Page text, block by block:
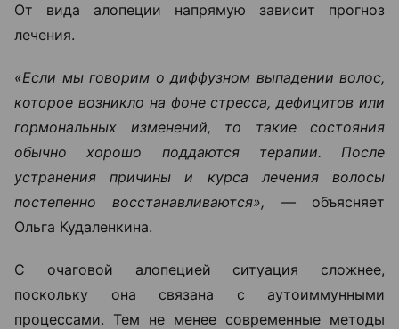
От вида алопеции напрямую зависит прогноз
лечения.
«Если мы говорим о диффузном выпадении волос,
которое возникло на фоне стресса, дефицитов или
гормональных изменений, то такие состояния
обычно хорошо поддаются терапии. После
устранения причины и курса лечения волосы
постепенно восстанавливаются», —объясняет
Ольга Кудаленкина.
С очаговой алопецией ситуация сложнее,
поскольку она связана с аутоиммунными
процессами. Тем не менее современные методы